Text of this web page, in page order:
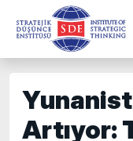
Artıyor: